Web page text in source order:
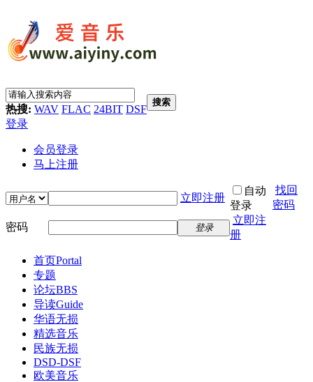
热搜: WAV FLAC 24BIT DSF
搜索
登录
会员登录
马上注册
立即注册
自动
登录
找回
密码
密码
登录
立即注
册
首页Portal
专题
论坛BBS
导读Guide
华语无损
精选音乐
民族无损
DSD-DSF
欧美音乐